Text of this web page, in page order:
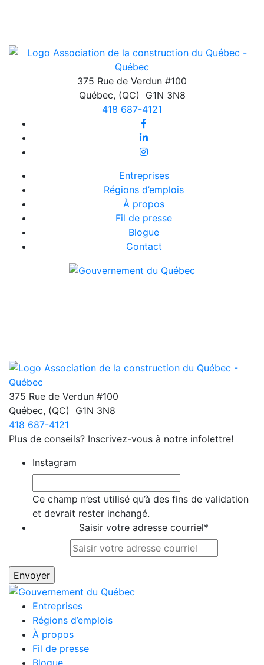
375 Rue de Verdun #100
Québec, (QC)
G1N 3N8
418 687-4121
Entreprises
Régions d’emplois
À propos
Fil de presse
Blogue
Contact
375 Rue de Verdun #100
Québec, (QC)
G1N 3N8
418 687-4121
Plus de conseils? Inscrivez-vous à notre infolettre!
Instagram
Ce champ n’est utilisé qu’à des fins de validation
et devrait rester inchangé.
Saisir votre adresse courriel*
Entreprises
Régions d’emplois
À propos
Fil de presse